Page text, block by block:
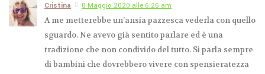
Cristina
8 Maggio 2020 alle 6:26 am
A me metterebbe un’ansia pazzesca vederla con quello
sguardo. Ne avevo già sentito parlare ed è una
tradizione che non condivido del tutto. Si parla sempre
di bambini che dovrebbero vivere con spensieratezza